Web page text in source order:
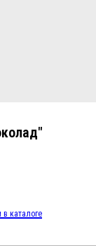
каталоге